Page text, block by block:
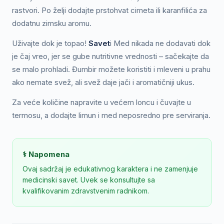
rastvori. Po želji dodajte prstohvat cimeta ili karanfilića za
dodatnu zimsku aromu.
Uživajte dok je topao! Saveti Med nikada ne dodavati dok
je čaj vreo, jer se gube nutritivne vrednosti – sačekajte da
se malo prohladi. Đumbir možete koristiti i mleveni u prahu
ako nemate svež, ali svež daje jači i aromatičniji ukus.
Za veće količine napravite u većem loncu i čuvajte u
termosu, a dodajte limun i med neposredno pre serviranja.
⚕️ Napomena
Ovaj sadržaj je edukativnog karaktera i ne zamenjuje
medicinski savet. Uvek se konsultujte sa
kvalifikovanim zdravstvenim radnikom.